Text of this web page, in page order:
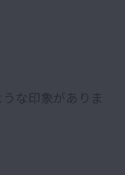
な印象がありま